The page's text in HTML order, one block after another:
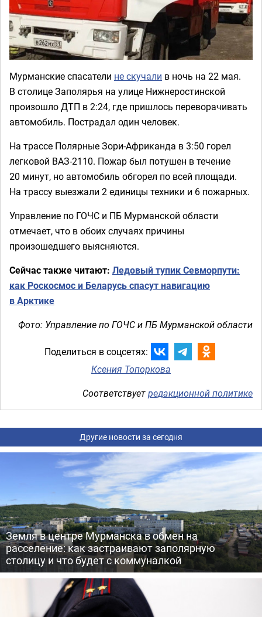
Мурманские спасатели не скучали в ночь на 22 мая.
В столице Заполярья на улице Нижнеростинской
произошло ДТП в 2:24, где пришлось переворачивать
автомобиль. Пострадал один человек.
На трассе Полярные Зори-Африканда в 3:50 горел
легковой ВАЗ-2110. Пожар был потушен в течение
20 минут, но автомобиль обгорел по всей площади.
На трассу выезжали 2 единицы техники и 6 пожарных.
Управление по ГОЧС и ПБ Мурманской области
отмечает, что в обоих случаях причины
произошедшего выясняются.
Сейчас также читают: Ледовый тупик Севморпути:
как Роскосмос и Беларусь спасут навигацию
в Арктике
Фото: Управление по ГОЧС и ПБ Мурманской области
Поделиться в соцсетях:
Ксения Топоркова
Соответствуетредакционной политике
Другие новости за сегодня
Земля в центре Мурманска в обмен на
расселение: как застраивают заполярную
столицу и что будет с коммуналкой